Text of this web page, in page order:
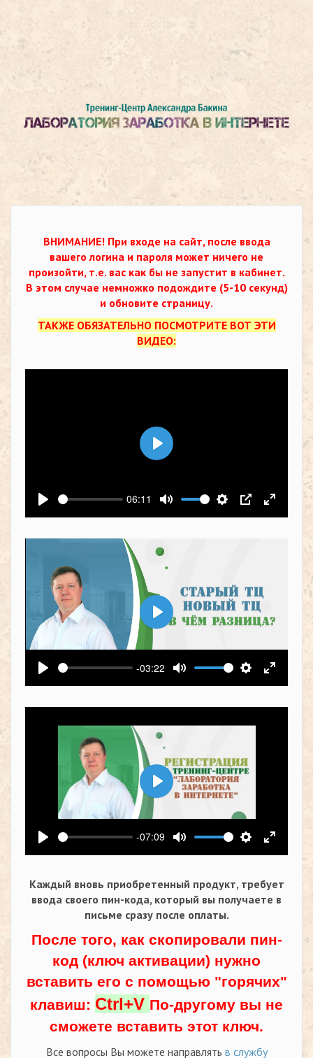
ВНИМАНИЕ! При входе на сайт, после ввода
вашего логина и пароля может ничего не
произойти, т.е. вас как бы не запустит в кабинет.
В этом случае немножко подождите (5-10 секунд)
и обновите страницу.
ТАКЖЕ ОБЯЗАТЕЛЬНО ПОСМОТРИТЕ ВОТ ЭТИ
ВИДЕО:
Воспроизвести
06:11
Выключить звук
Настройки
PIP На
Воспроизвести
Воспроизвести
-03:22
Выключить звукНастройки
На
Воспроизвести
Воспроизвести
-07:09
Выключить звукНастройки
На
Воспроизвести
Каждый вновь приобретенный продукт, требует
ввода своего пин-кода, который вы получаете в
письме сразу после оплаты.
После того, как скопировали пин-
код (ключ активации) нужно
вставить его с помощью "горячих"
клавиш: Ctrl+V По-другому вы не
сможете вставить этот ключ.
Все вопросы Вы можете направлять в службу